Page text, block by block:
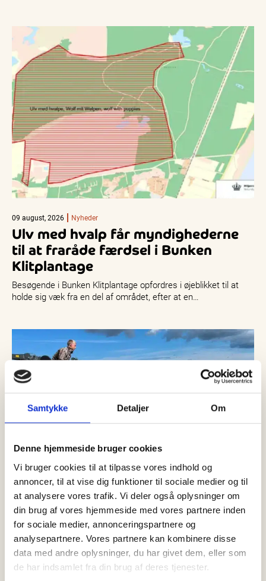
Samtykke Detaljer Om
Denne hjemmeside bruger cookies
Vi bruger cookies til at tilpasse vores indhold og
annoncer, til at vise dig funktioner til sociale medier og til
at analysere vores trafik. Vi deler også oplysninger om
din brug af vores hjemmeside med vores partnere inden
for sociale medier, annonceringspartnere og
analysepartnere. Vores partnere kan kombinere disse
data med andre oplysninger, du har givet dem, eller som
de har indsamlet fra din brug af deres tjenester.
09 august, 2026 Nyheder
Ulv med hvalp får myndighederne
til at fraråde færdsel i Bunken
Klitplantage
Besøgende i Bunken Klitplantage opfordres i øjeblikket til at
holde sig væk fra en del af området, efter at en…
08 august, 2026 Nyheder
Sjælden brugde fundet død ved
Ålbæk – skal undersøges af
Nordsøen Oceanarium